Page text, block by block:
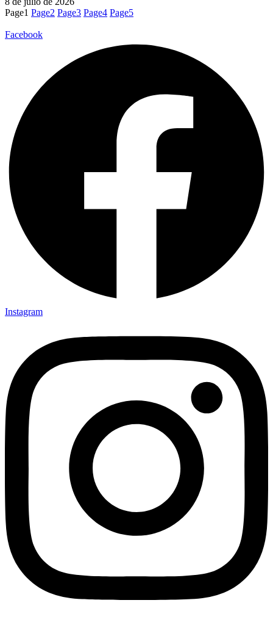
Page1 Page2 Page3 Page4 Page5
Facebook
Instagram